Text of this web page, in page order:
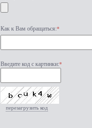
Как к Вам обращаться:*
Введите код с картинки:*
перезагрузить код